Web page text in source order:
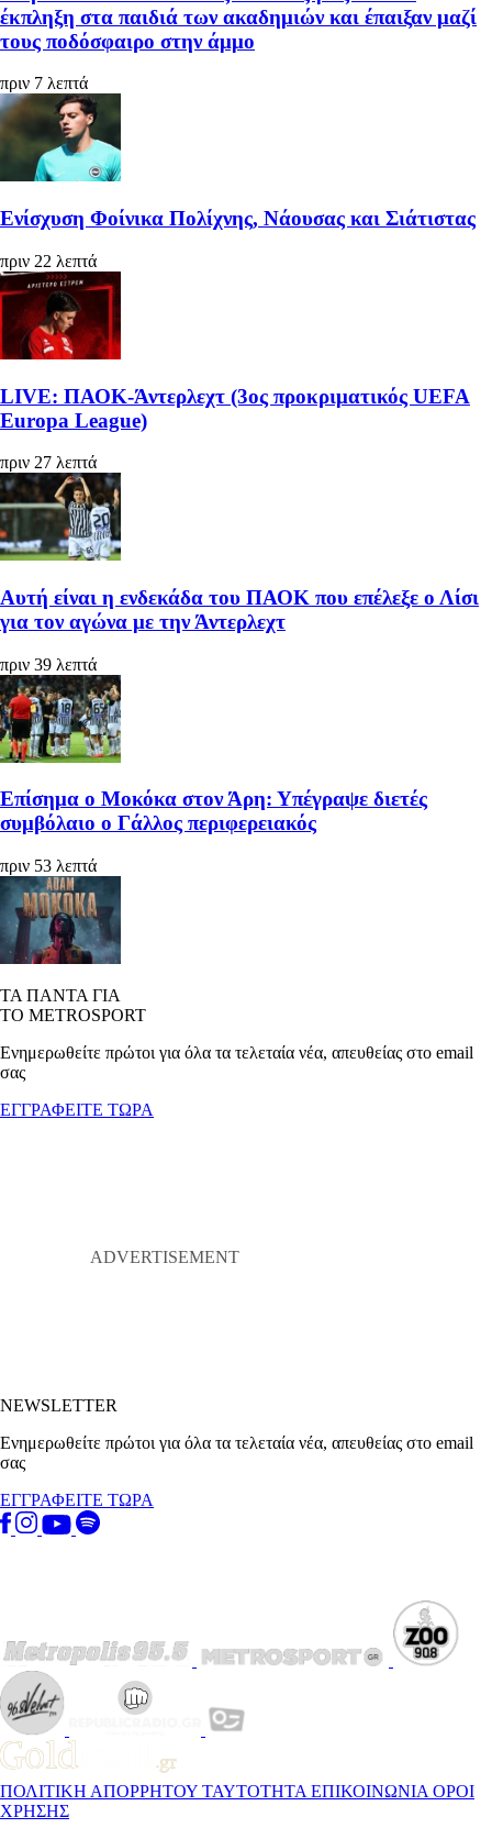
έκπληξη στα παιδιά των ακαδημιών και έπαιξαν μαζί
τους ποδόσφαιρο στην άμμο
πριν 7 λεπτά
Ενίσχυση Φοίνικα Πολίχνης, Νάουσας και Σιάτιστας
πριν 22 λεπτά
LIVE: ΠΑΟΚ-Άντερλεχτ (3ος προκριματικός UEFA
Europa League)
πριν 27 λεπτά
Αυτή είναι η ενδεκάδα του ΠΑΟΚ που επέλεξε ο Λίσι
για τον αγώνα με την Άντερλεχτ
πριν 39 λεπτά
Επίσημα ο Μοκόκα στον Άρη: Υπέγραψε διετές
συμβόλαιο ο Γάλλος περιφερειακός
πριν 53 λεπτά
ΤΑ ΠΑΝΤΑ ΓΙΑ
ΤΟ METROSPORT
Ενημερωθείτε πρώτοι για όλα τα τελεταία νέα, απευθείας στο email
σας
ΕΓΓΡΑΦΕΙΤΕ ΤΩΡΑ
NEWSLETTER
Ενημερωθείτε πρώτοι για όλα τα τελεταία νέα, απευθείας στο email
σας
ΕΓΓΡΑΦΕΙΤΕ ΤΩΡΑ
ΠΟΛΙΤΙΚΗ ΑΠΟΡΡΗΤΟΥ ΤΑΥΤΟΤΗΤΑ ΕΠΙΚΟΙΝΩΝΙΑ ΟΡΟΙ
ΧΡΗΣΗΣ